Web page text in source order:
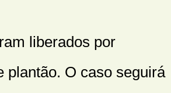
liberados por
plantão. O caso seguirá